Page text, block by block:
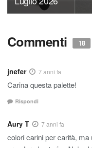
Commenti 18
jnefer 7 anni fa
Carina questa palette!
Rispondi
Aury T 7 anni fa
colori carini per carità, ma